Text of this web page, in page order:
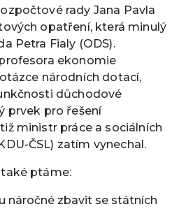
rady Jana Pavla
opatření, která minulý
Petra Fialy (ODS).
ekonomie
národních dotací,
důchodové
prvek pro řešení
ministr práce a sociálních
ČSL) zatím vynechal.
také ptáme:
náročné zbavit se státních